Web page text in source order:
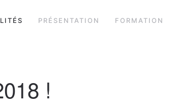
PRÉSENTATION FORMATION
!